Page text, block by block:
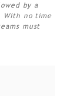
by a
no time
must